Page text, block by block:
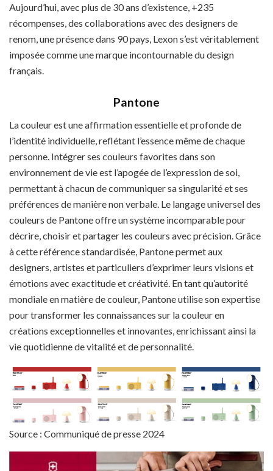
Aujourd’hui, avec plus de 30 ans d’existence, +235
récompenses, des collaborations avec des designers de
renom, une présence dans 90 pays, Lexon s’est véritablement
imposée comme une marque incontournable du design
français.
Pantone
La couleur est une affirmation essentielle et profonde de
l’identité individuelle, reflétant l’essence même de chaque
personne. Intégrer ses couleurs favorites dans son
environnement de vie est l’apogée de l’expression de soi,
permettant à chacun de communiquer sa singularité et ses
préférences de manière non verbale. Le langage universel des
couleurs de Pantone offre un système incomparable pour
décrire, choisir et partager les couleurs avec précision. Grâce
à cette référence standardisée, Pantone permet aux
designers, artistes et particuliers d’exprimer leurs visions et
émotions avec exactitude et créativité. En tant qu’autorité
mondiale en matière de couleur, Pantone utilise son expertise
pour transformer les connaissances sur la couleur en
créations exceptionnelles et innovantes, enrichissant ainsi la
vie quotidienne de vitalité et de personnalité.
Source : Communiqué de presse 2024